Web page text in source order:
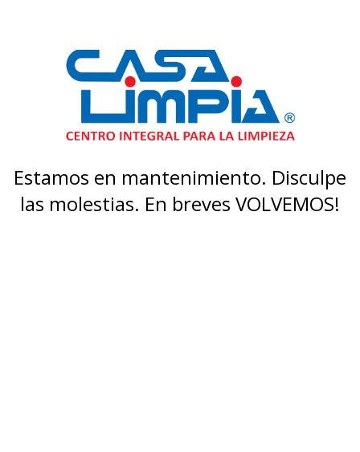
Estamos en mantenimiento. Disculpe
las molestias. En breves VOLVEMOS!